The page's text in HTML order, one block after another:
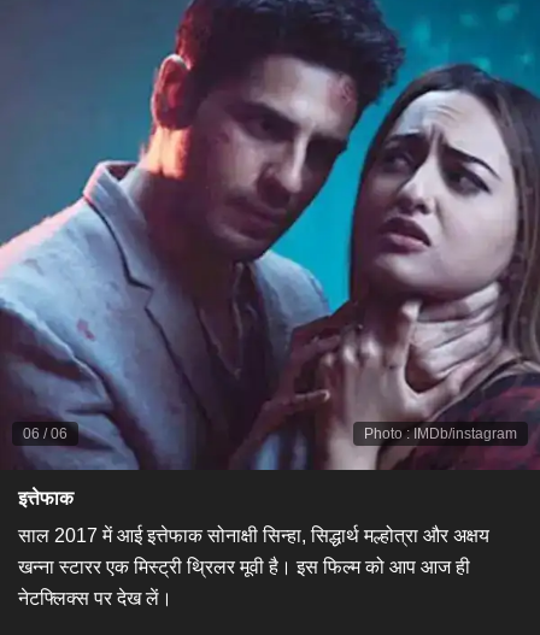
Photo : IMDb/instagram
06 /06
​इत्तेफाक​
साल 2017 में आई इत्तेफाक सोनाक्षी सिन्हा, सिद्धार्थ मल्होत्रा ​​और अक्षय
खन्ना स्टारर एक मिस्ट्री थ्रिलर मूवी है। इस फिल्म को आप आज ही
नेटफ्लिक्स पर देख लें।